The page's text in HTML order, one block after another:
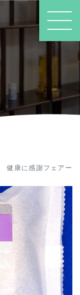
健康に感謝フェアー